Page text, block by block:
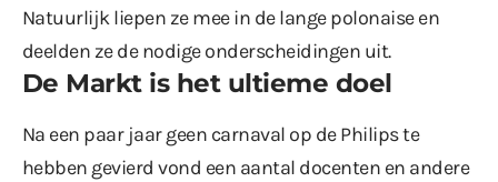
Natuurlijk liepen ze mee in de lange polonaise en
deelden ze de nodige onderscheidingen uit.
De Markt is het ultieme doel
Na een paar jaar geen carnaval op de Philips te
hebben gevierd vond een aantal docenten en andere